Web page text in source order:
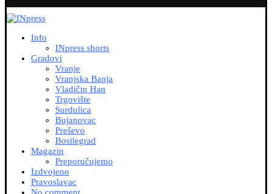
Info
INpress shorts
Gradovi
Vranje
Vranjska Banja
Vladičin Han
Trgovište
Surdulica
Bujanovac
Preševo
Bosilegrad
Magazin
Preporučujemo
Izdvojeno
Pravoslavac